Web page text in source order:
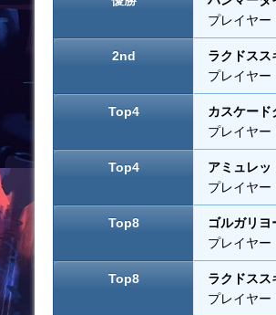
k
プレイヤー
2nd
ラクドスス
プレイヤ
Top4
カスケード
プレイヤ
Top4
アミュレッ
プレイヤ
Top8
ゴルガリヨ
プレイヤー
Top8
ラクドスス
プレイヤ